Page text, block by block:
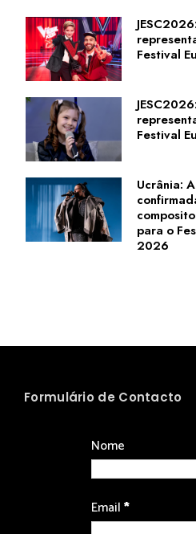
Festival
Festival
Ucrânia:
para o
2026
Formulário de Contacto
Nome
Email*